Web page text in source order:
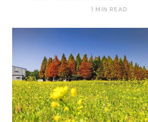
1 MIN READ